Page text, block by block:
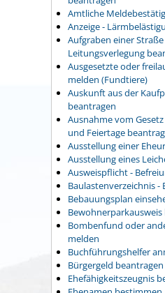
Amtliche
Anzeige -
Aufgraben einer
Leitungsverlegung
Ausgesetzte oder
melden (Fundtiere)
Auskunft aus der
beantragen
Ausnahme vom
und Feiertage
Ausstellung einer
Ausstellung eines
Ausweispflicht -
Baulastenverzeichnis -
Bebauungsplan
Bombenfund oder
melden
Buchführungshelfer
Bürgergeld beantragen
Ehefähigkeitszeugnis